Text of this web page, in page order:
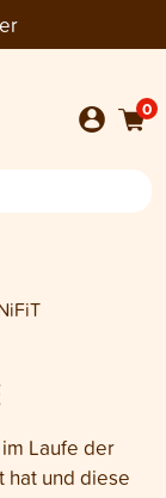
0
Laufe der
hat und diese